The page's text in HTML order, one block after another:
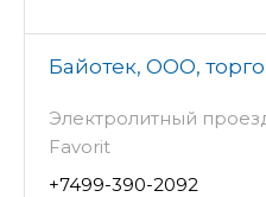
Байотек, ООО,
Электролитный
Favorit
+7499-390-2092